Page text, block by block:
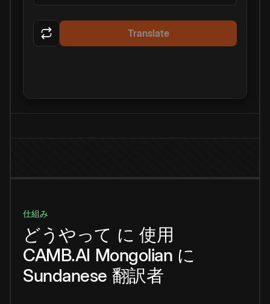
Translate
仕組み
どうやって に 使用
CAMB.AI Mongolian に
Sundanese 翻訳者